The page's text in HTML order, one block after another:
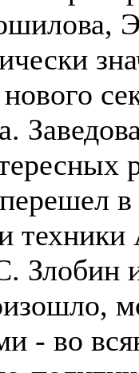
и
Злобин
- во